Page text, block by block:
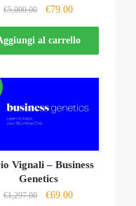
€5,000.00
Il
prezzo
originale
era:
€79.00Il
prezzo
attuale
è:
al carrello
Vignali – Business
Genetics
€1,297.00
Il
€69.00Il